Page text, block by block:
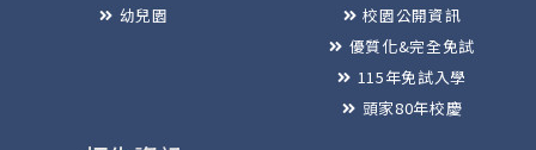
幼兒園
校園公開資訊
優質化&完全免試
115年免試入學
頭家80年校慶